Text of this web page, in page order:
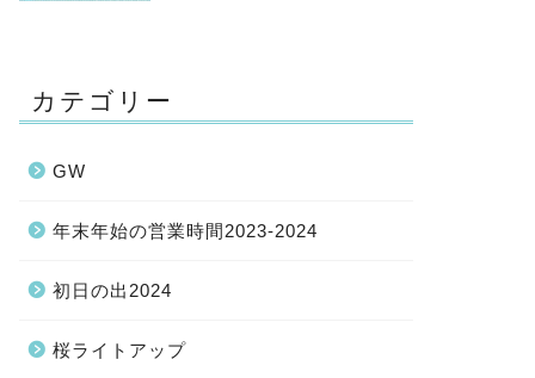
カテゴリー
GW
年末年始の営業時間2023-2024
初日の出2024
桜ライトアップ